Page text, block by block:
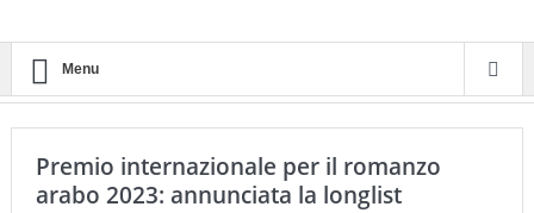
Menu
Premio internazionale per il romanzo
arabo 2023: annunciata la longlist